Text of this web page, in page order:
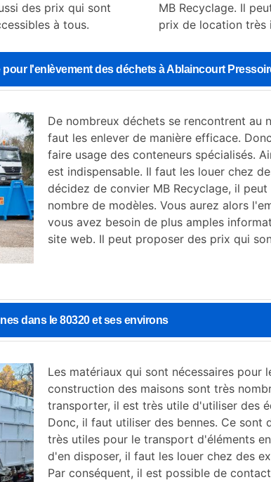
l'enlèvement des déchets à Ablaincourt
De nombreux déchets se rencontrent au
faut les enlever de manière efficace.
faire usage des conteneurs spécialisés.
est indispensable. Il faut les louer chez
décidez de convier MB Recyclage, il
nombre de modèles. Vous aurez alors
vous avez besoin de plus amples
site web. Il peut proposer des prix qui
dans le 80320 et ses environs
Les matériaux qui sont nécessaires pour
construction des maisons sont très
transporter, il est très utile d'utiliser des
Donc, il faut utiliser des bennes. Ce sont
très utiles pour le transport d'éléments
d'en disposer, il faut les louer chez des
Par conséquent, il est possible de
des prix qui sont
à tous.
MB Recyclage. Il
prix de location très